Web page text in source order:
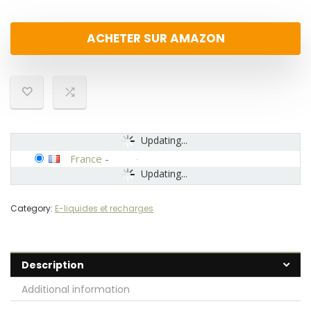
ACHETER SUR AMAZON
Updating...
Updating...
France -
Category: E-liquides et recharges
Description
Additional information